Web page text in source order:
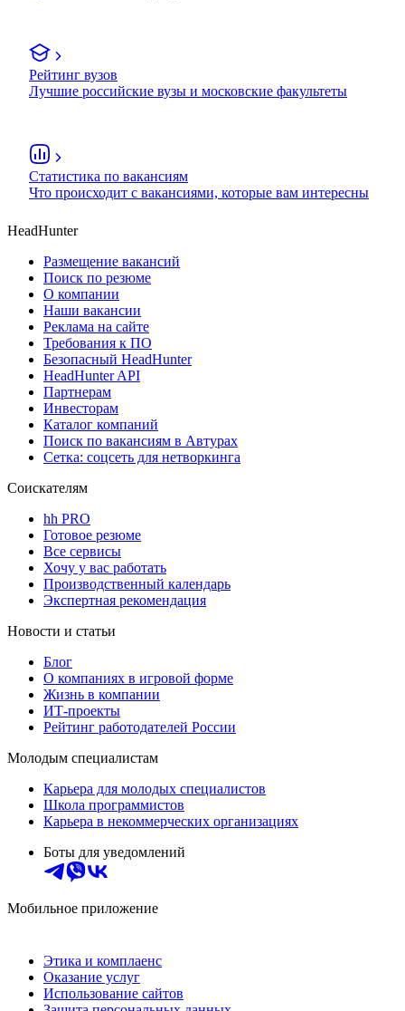
Рейтинг вузов
Лучшие российские вузы и московские факультеты
Статистика по вакансиям
Что происходит с вакансиями, которые вам интересны
HeadHunter
Размещение вакансий
Поиск по резюме
О компании
Наши вакансии
Реклама на сайте
Требования к ПО
Безопасный HeadHunter
HeadHunter API
Партнерам
Инвесторам
Каталог компаний
Поиск по вакансиям в Автурах
Сетка: соцсеть для нетворкинга
Соискателям
hh PRO
Готовое резюме
Все сервисы
Хочу у вас работать
Производственный календарь
Экспертная рекомендация
Новости и статьи
Блог
О компаниях в игровой форме
Жизнь в компании
ИТ-проекты
Рейтинг работодателей России
Молодым специалистам
Карьера для молодых специалистов
Школа программистов
Карьера в некоммерческих организациях
Боты для уведомлений
Мобильное приложение
Этика и комплаенс
Оказание услуг
Использование сайтов